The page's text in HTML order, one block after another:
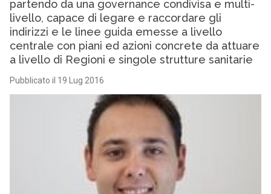
partendo da una governance condivisa e multi-
livello, capace di legare e raccordare gli
indirizzi e le linee guida emesse a livello
centrale con piani ed azioni concrete da attuare
a livello di Regioni e singole strutture sanitarie
Pubblicato il 19 Lug 2016